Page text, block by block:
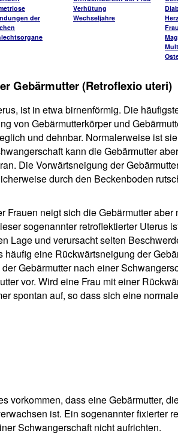
der
Verhütung
Wechseljahre
Gebärmutter (Retroflexio uteri)
ist in etwa birnenförmig. Die
von Gebärmutterkörper und
und dehnbar. Normalerweise ist
kann die Gebärmutter
Die Vorwärtsneigung der
durch den Beckenboden
Frauen neigt sich die Gebärmutter
sogenannter retroflektierter Uterus
Lage und verursacht selten
eine Rückwärtsneigung der
Gebärmutter nach einer
vor. Wird eine Frau mit einer
spontan auf, so dass sich eine
vorkommen, dass eine Gebärmutter,
ist. Ein sogenannter fixierter
Schwangerschaft nicht aufrichten.